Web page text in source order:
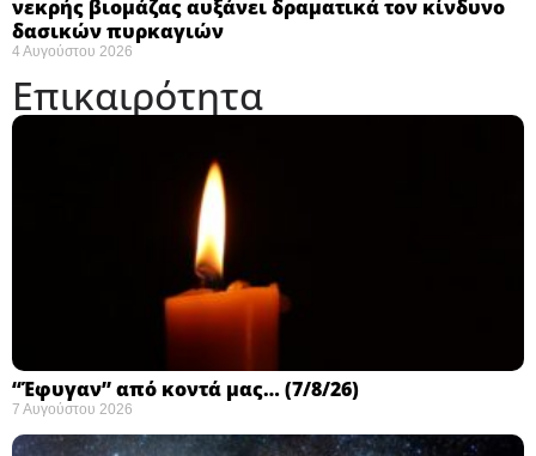
νεκρής βιομάζας αυξάνει δραματικά τον κίνδυνο
δασικών πυρκαγιών
4 Αυγούστου 2026
Επικαιρότητα
“Έφυγαν” από κοντά μας… (7/8/26)
7 Αυγούστου 2026